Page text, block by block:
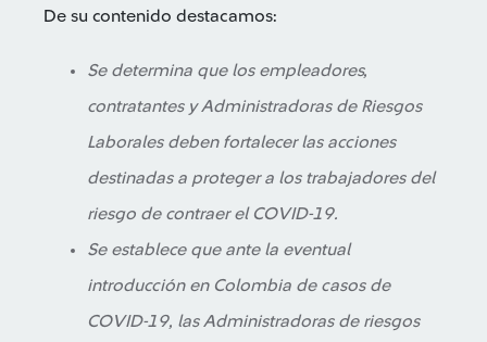
De su contenido destacamos:
Se determina que los empleadores,
contratantes y Administradoras de Riesgos
Laborales deben fortalecer las acciones
destinadas a proteger a los trabajadores del
riesgo de contraer el COVID-19.
Se establece que ante la eventual
introducción en Colombia de casos de
COVID-19, las Administradoras de riesgos